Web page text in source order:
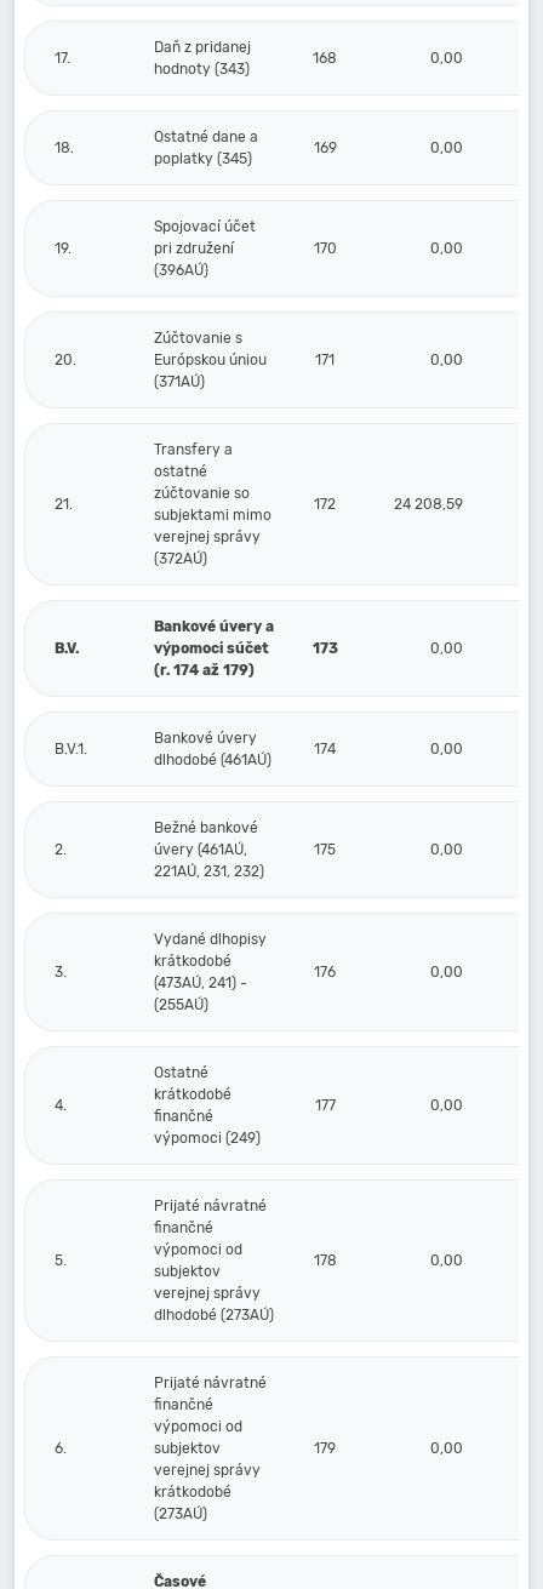
17.
Daň z pridanej
hodnoty (343)
168 0,00
18.
Ostatné dane a
poplatky (345)
169 0,00
19.
Spojovací účet
pri združení
(396AÚ)
170 0,00
20.
Zúčtovanie s
Európskou úniou
(371AÚ)
171 0,00
21.
Transfery a
ostatné
zúčtovanie so
subjektami mimo
verejnej správy
(372AÚ)
172 24 208,59
B.V.
Bankové úvery a
výpomoci súčet
(r. 174 až 179)
173 0,00
B.V.1.
Bankové úvery
dlhodobé (461AÚ)
174 0,00
2.
Bežné bankové
úvery (461AÚ,
221AÚ, 231, 232)
175 0,00
3.
Vydané dlhopisy
krátkodobé
(473AÚ, 241) -
(255AÚ)
176 0,00
4.
Ostatné
krátkodobé
finančné
výpomoci (249)
177 0,00
5.
Prijaté návratné
finančné
výpomoci od
subjektov
verejnej správy
dlhodobé (273AÚ)
178 0,00
6.
Prijaté návratné
finančné
výpomoci od
subjektov
verejnej správy
krátkodobé
(273AÚ)
179 0,00
Časové